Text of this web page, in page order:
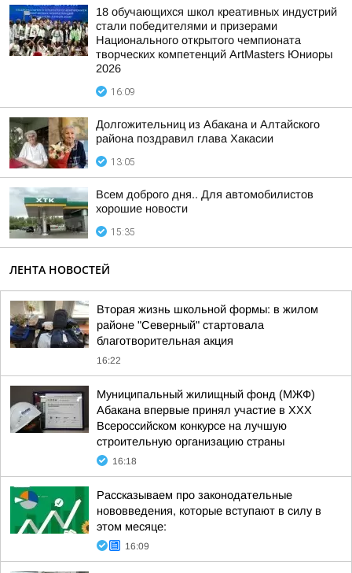
18 обучающихся школ креативных индустрий
стали победителями и призерами
Национального открытого чемпионата
творческих компетенций ArtMasters Юниоры
2026
16:09
Долгожительниц из Абакана и Алтайского
района поздравил глава Хакасии
13:05
Всем доброго дня.. Для автомобилистов
хорошие новости
15:35
ЛЕНТА НОВОСТЕЙ
Вторая жизнь школьной формы: в жилом
районе "Северный" стартовала
благотворительная акция
16:22
Муниципальный жилищный фонд (МЖФ)
Абакана впервые принял участие в ХХХ
Всероссийском конкурсе на лучшую
строительную организацию страны
16:18
Рассказываем про законодательные
нововведения, которые вступают в силу в
этом месяце:
16:09